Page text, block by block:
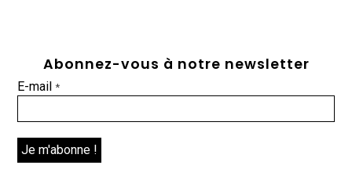
Abonnez-vous à notre newsletter
E-mail*